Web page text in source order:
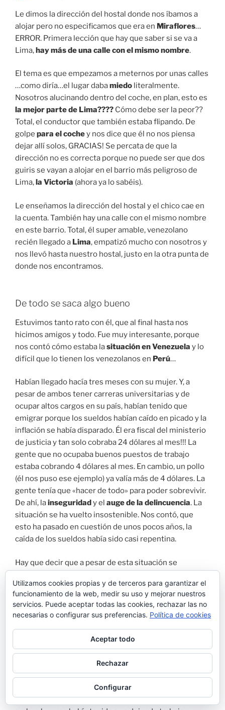
Le dimos la dirección del hostal donde nos íbamos a
alojar pero no especificamos que era en Miraflores…
ERROR. Primera lección que hay que saber si se va a
Lima,hay más de una calle con el mismo nombre.
El tema es que empezamos a meternos por unas calles
…como diría…el lugar dabamiedo literalmente.
Nosotros alucinando dentro del coche, en plan, esto es
la mejor parte de Lima???? Cómo debe ser la peor??
Total, el conductor que también estaba flipando. De
golpe para el cochey nos dice que él no nos piensa
dejar allí solos, GRACIAS! Se percata de que la
dirección no es correcta porque no puede ser que dos
guiris se vayan a alojar en el barrio más peligroso de
Lima,la Victoria (ahora ya lo sabéis).
Le enseñamos la dirección del hostal y el chico cae en
la cuenta. También hay una calle con el mismo nombre
en este barrio. Total, él super amable, venezolano
recién llegado a Lima, empatizó mucho con nosotros y
nos llevó hasta nuestro hostal, justo en la otra punta de
donde nos encontramos.
De todo se saca algo bueno
Estuvimos tanto rato con él, que al final hasta nos
hicimos amigos y todo. Fue muy interesante, porque
nos contó cómo estaba lasituación en Venezuela y lo
difícil que lo tienen los venezolanos en Perú…
Habían llegado hacía tres meses con su mujer. Y, a
pesar de ambos tener carreras universitarias y de
ocupar altos cargos en su país, habían tenido que
emigrar porque los sueldos habían caído en picado y la
inflación se había disparado. Él era fiscal del ministerio
de justicia y tan solo cobraba 24 dólares al mes!!! La
gente que no ocupaba buenos puestos de trabajo
estaba cobrando 4 dólares al mes. En cambio, un pollo
(él nos puso ese ejemplo) ya valía más de 4 dólares. La
gente tenía que «hacer de todo» para poder sobrevivir.
De ahí, lainseguridady el auge de la delincuencia. La
situación se ha vuelto insostenible. Nos contó, que
esto ha pasado en cuestión de unos pocos años, la
caída de los sueldos había sido casi repentina.
Hay que decir que a pesar de esta situación se
nada en la oposición venezolana que tantos aliados
tiene en Europa y los calificaba de corruptos y
aprovechados exactamente lo mismo que al gobierno
Una vez enPerúno lo están teniendo nada fácil para
salir a delante. Su mujer después de trabajar en dos
empleos diferentes y haber sufrido acoso sexual en
Utilizamos cookies propias y de terceros para garantizar el
funcionamiento de la web, medir su uso y mejorar nuestros
servicios. Puede aceptar todas las cookies, rechazar las no
necesarias o configurar sus preferencias. Política de cookies
Aceptar todo
Rechazar
Configurar